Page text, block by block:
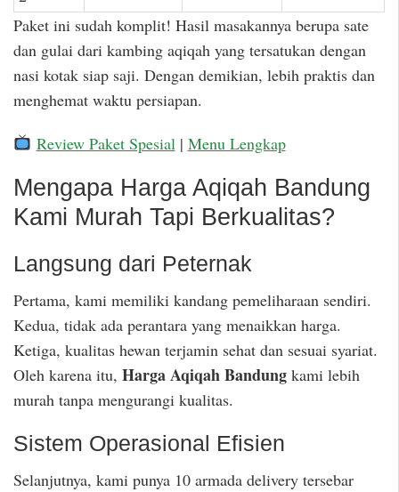
Paket ini sudah komplit! Hasil masakannya berupa sate
dan gulai dari kambing aqiqah yang tersatukan dengan
nasi kotak siap saji. Dengan demikian, lebih praktis dan
menghemat waktu persiapan.
Review Paket Spesial | Menu Lengkap
Mengapa Harga Aqiqah Bandung
Kami Murah Tapi Berkualitas?
Langsung dari Peternak
Pertama, kami memiliki kandang pemeliharaan sendiri.
Kedua, tidak ada perantara yang menaikkan harga.
Ketiga, kualitas hewan terjamin sehat dan sesuai syariat.
Oleh karena itu, Harga Aqiqah Bandung kami lebih
murah tanpa mengurangi kualitas.
Sistem Operasional Efisien
Selanjutnya, kami punya 10 armada delivery tersebar